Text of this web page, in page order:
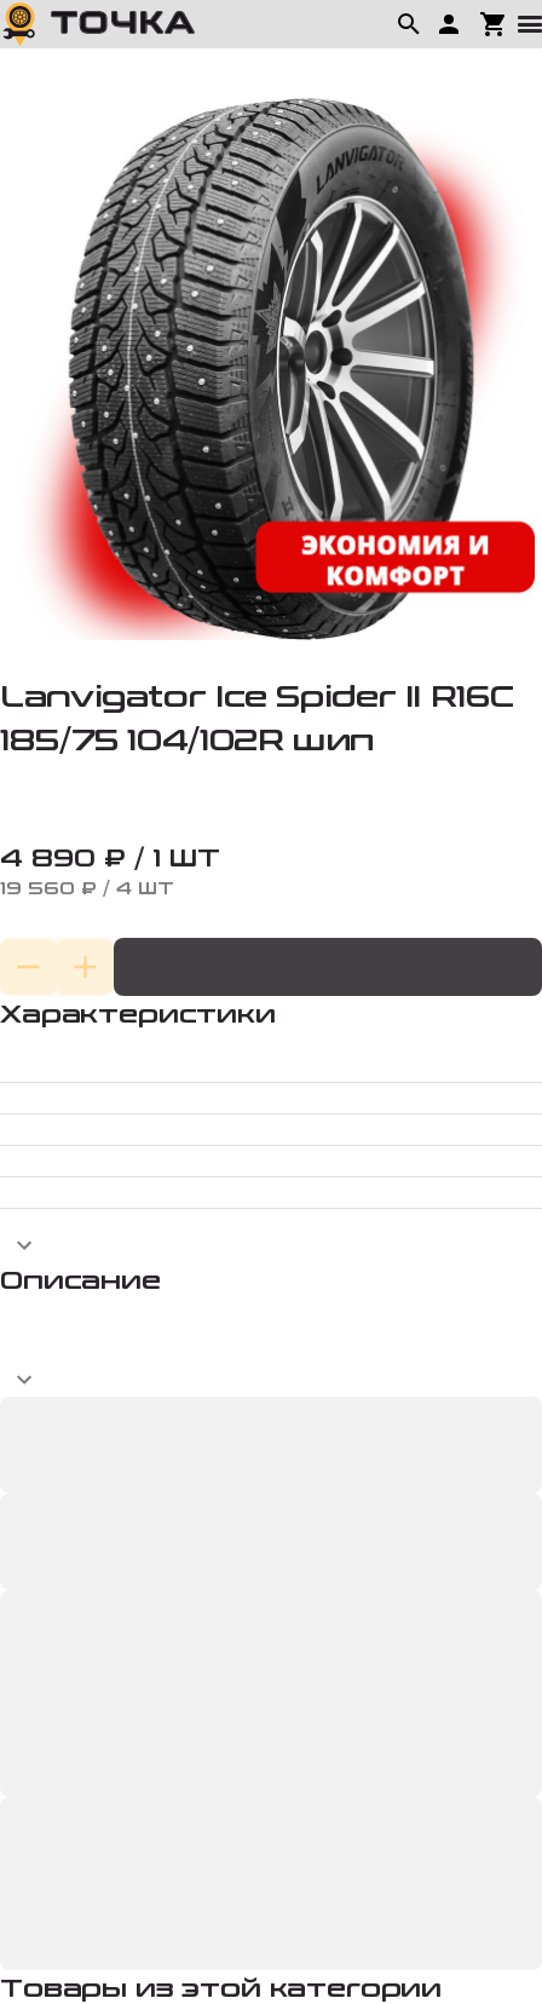
Lanvigator Ice Spider II R16C
185/75 104/102R шип
4 890 ₽ / 1 ШТ
19 560 ₽ / 4 ШТ
Характеристики
Описание
Товары из этой категории